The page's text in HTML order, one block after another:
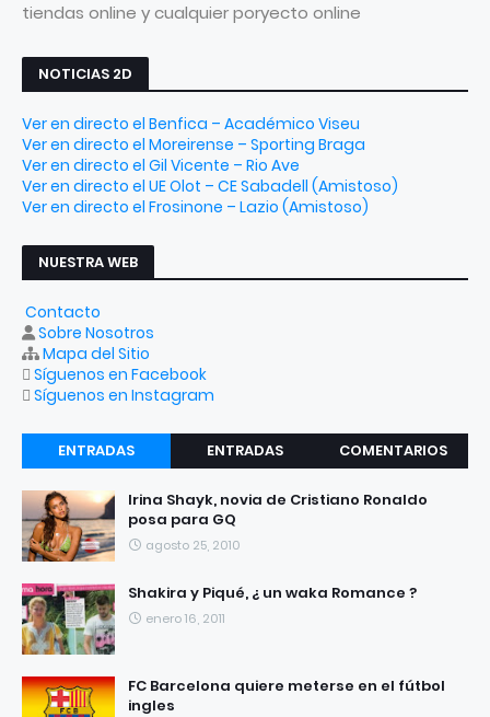
tiendas online y cualquier poryecto online
NOTICIAS 2D
Ver en directo el Benfica – Académico Viseu
Ver en directo el Moreirense – Sporting Braga
Ver en directo el Gil Vicente – Rio Ave
Ver en directo el UE Olot – CE Sabadell (Amistoso)
Ver en directo el Frosinone – Lazio (Amistoso)
NUESTRA WEB
Contacto
Sobre Nosotros
Mapa del Sitio
Síguenos en Facebook
Síguenos en Instagram
ENTRADAS
RECIENTES
ENTRADAS
COMENTARIOS
Irina Shayk, novia de Cristiano Ronaldo
posa para GQ
agosto 25, 2010
Shakira y Piqué, ¿ un waka Romance ?
enero 16, 2011
FC Barcelona quiere meterse en el fútbol
ingles